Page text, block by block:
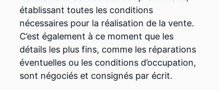
établissant toutes les conditions
nécessaires pour la réalisation de la vente.
C’est également à ce moment que les
détails les plus fins, comme les réparations
éventuelles ou les conditions d’occupation,
sont négociés et consignés par écrit.